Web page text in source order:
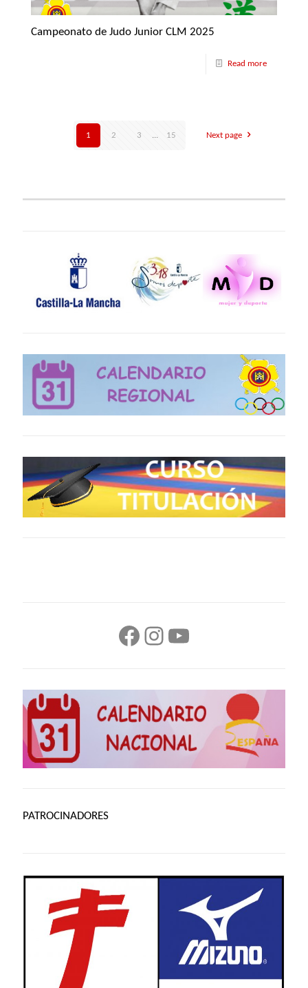
Campeonato de Judo Junior CLM 2025
Read more
1 2 3 ... 15 Next page
Facebook
Instagram
YouTube
PATROCINADORES